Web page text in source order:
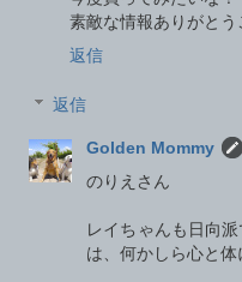
素敵な情報ありがと
返信
返信
Golden Mommy
のりえさん
レイちゃんも日向
は、何かしら心と